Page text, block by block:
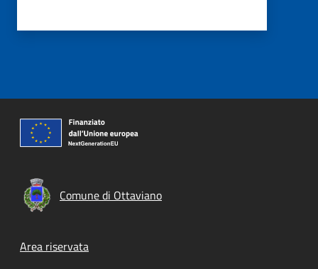
Comune di Ottaviano
Footer menu
Area riservata